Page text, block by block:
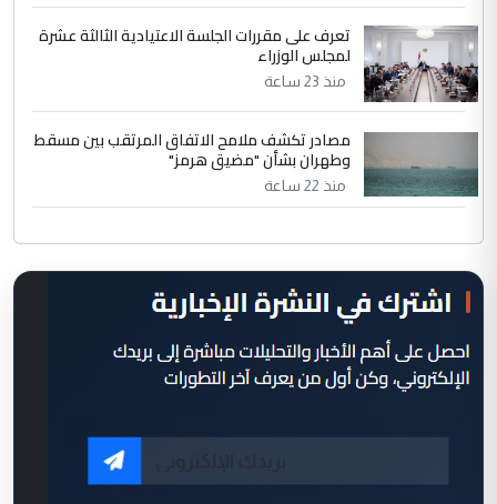
تعرف على مقررات الجلسة الاعتيادية الثالثة عشرة
لمجلس الوزراء
منذ 23 ساعة
مصادر تكشف ملامح الاتفاق المرتقب بين مسقط
وطهران بشأن "مضيق هرمز"
منذ 22 ساعة